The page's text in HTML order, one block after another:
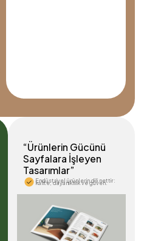
Endüstriyel ürünlerin dili nettir:
kalite, dayanıklılık ve güven.
“Ürünlerin Gücünü
Sayfalara İşleyen
Tasarımlar”